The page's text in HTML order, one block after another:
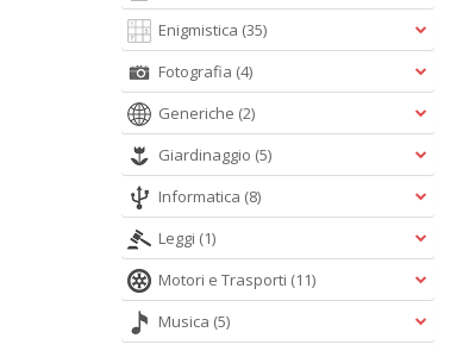
Enigmistica (35)
Fotografia (4)
Generiche (2)
Giardinaggio (5)
Informatica (8)
Leggi (1)
Motori e Trasporti (11)
Musica (5)